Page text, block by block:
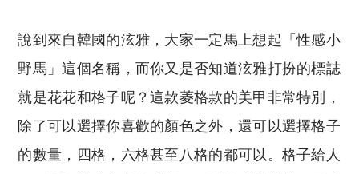
說到來自韓國的泫雅，大家一定馬上想起「性感小
野馬」這個名稱，而你又是否知道泫雅打扮的標誌
就是花花和格子呢？這款菱格款的美甲非常特別，
除了可以選擇你喜歡的顏色之外，還可以選擇格子
的數量，四格，六格甚至八格的都可以。格子給人